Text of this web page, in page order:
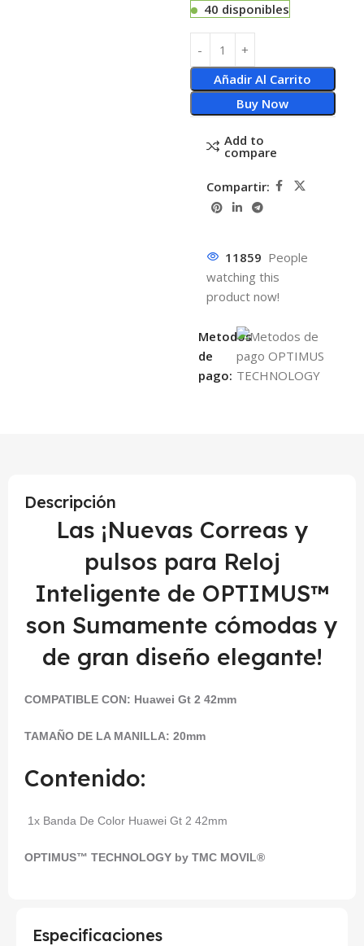
40 disponibles
Añadir Al Carrito
Buy Now
Add to
compare
Compartir:
11859 People
watching this
product now!
Metodos
de
pago:
Descripción
Las ¡Nuevas Correas y
pulsos para Reloj
Inteligente de OPTIMUS™
son Sumamente cómodas y
de gran diseño elegante!
COMPATIBLE CON: Huawei Gt 2 42mm
TAMAÑO DE LA MANILLA: 20mm
Contenido:
1x Banda De Color Huawei Gt 2 42mm
OPTIMUS™ TECHNOLOGY by TMC MOVIL®
Especificaciones